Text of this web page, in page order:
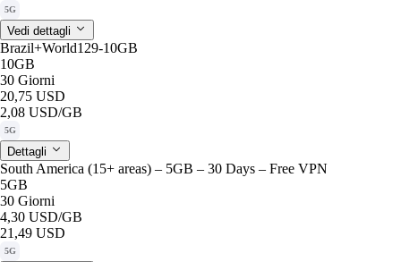
5G
Vedi dettagli
Brazil+World129-10GB
10GB
30 Giorni
20,75 USD
2,08 USD/GB
5G
Dettagli
South America (15+ areas) – 5GB – 30 Days – Free VPN
5GB
30 Giorni
4,30 USD/GB
21,49 USD
5G